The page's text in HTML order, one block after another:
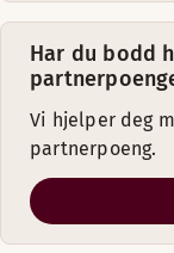
Har du bodd
Vi hjelper deg
partnerpoeng.